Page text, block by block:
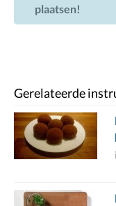
plaatsen!
Gerelateerde